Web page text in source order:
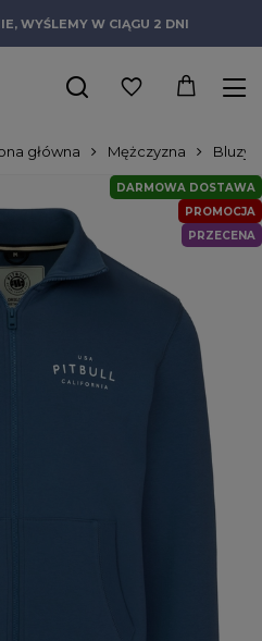
WYŚLEMY W CIĄGU 2 DNI
główna Mężczyzna Bluzy
PROMOCJA
PRZECENA
DARMOWA DOSTAWA